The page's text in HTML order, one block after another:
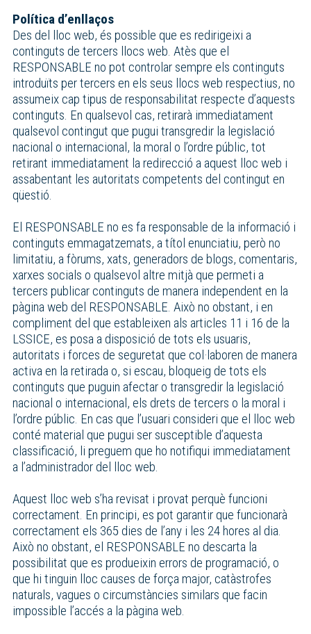
Política d’enllaços
Des del lloc web, és possible que es redirigeixi a
continguts de tercers llocs web. Atès que el
RESPONSABLE no pot controlar sempre els continguts
introduïts per tercers en els seus llocs web respectius, no
assumeix cap tipus de responsabilitat respecte d’aquests
continguts. En qualsevol cas, retirarà immediatament
qualsevol contingut que pugui transgredir la legislació
nacional o internacional, la moral o l’ordre públic, tot
retirant immediatament la redirecció a aquest lloc web i
assabentant les autoritats competents del contingut en
qüestió.
El RESPONSABLE no es fa responsable de la informació i
continguts emmagatzemats, a títol enunciatiu, però no
limitatiu, a fòrums, xats, generadors de blogs, comentaris,
xarxes socials o qualsevol altre mitjà que permeti a
tercers publicar continguts de manera independent en la
pàgina web del RESPONSABLE. Això no obstant, i en
compliment del que estableixen als articles 11 i 16 de la
LSSICE, es posa a disposició de tots els usuaris,
autoritats i forces de seguretat que col·laboren de manera
activa en la retirada o, si escau, bloqueig de tots els
continguts que puguin afectar o transgredir la legislació
nacional o internacional, els drets de tercers o la moral i
l’ordre públic. En cas que l’usuari consideri que el lloc web
conté material que pugui ser susceptible d’aquesta
classificació, li preguem que ho notifiqui immediatament
a l’administrador del lloc web.
Aquest lloc web s’ha revisat i provat perquè funcioni
correctament. En principi, es pot garantir que funcionarà
correctament els 365 dies de l’any i les 24 hores al dia.
Això no obstant, el RESPONSABLE no descarta la
possibilitat que es produeixin errors de programació, o
que hi tinguin lloc causes de força major, catàstrofes
naturals, vagues o circumstàncies similars que facin
impossible l’accés a la pàgina web.